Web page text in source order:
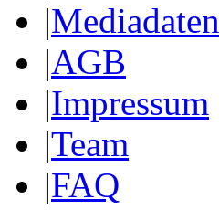
|Mediadaten
|AGB
|Impressum
|Team
|FAQ